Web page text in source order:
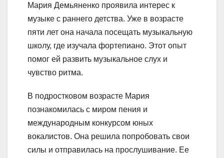
Мария Демьяненко проявила интерес к
музыке с раннего детства. Уже в возрасте
пяти лет она начала посещать музыкальную
школу, где изучала фортепиано. Этот опыт
помог ей развить музыкальное слух и
чувство ритма.
В подростковом возрасте Мария
познакомилась с миром пения и
международным конкурсом юных
вокалистов. Она решила попробовать свои
силы и отправилась на прослушивание. Ее